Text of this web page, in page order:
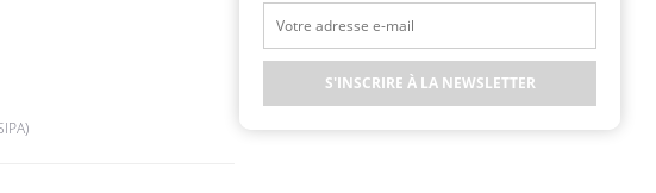
S'INSCRIRE À LA NEWSLETTER